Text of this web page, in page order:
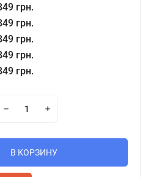
грн.
грн.
грн.
грн.
грн.
В КОРЗИНУ